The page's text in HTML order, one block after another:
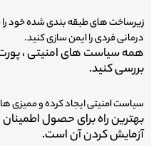
زیرساخت های طبقه بندی شده خود
درمانی فردی را ایمن سازی کنید.
همه سیاست های امنیتی ،
بررسی کنید.
سیاست امنیتی ایجاد کرده و ممیزی
بهترین راه برای حصول
آزمایش کردن آن است.